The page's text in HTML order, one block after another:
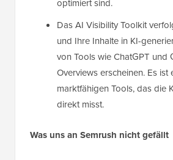
optimiert sind.
Das AI Visibility Toolkit
und Ihre Inhalte in KI-
von Tools wie ChatGPT und
Overviews erscheinen. Es ist
marktfähigen Tools, das die
direkt misst.
Was uns an Semrush nicht gefällt